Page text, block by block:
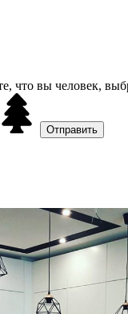
что вы человек,